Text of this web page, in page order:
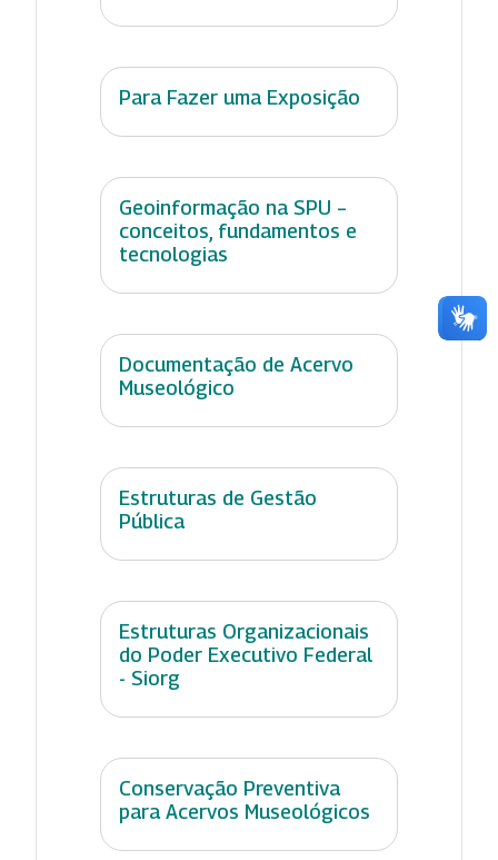
Para Fazer uma Exposição
Geoinformação na SPU –
conceitos, fundamentos e
tecnologias
Documentação de Acervo
Museológico
Estruturas de Gestão
Pública
Estruturas Organizacionais
do Poder Executivo Federal
- Siorg
Conservação Preventiva
para Acervos Museológicos